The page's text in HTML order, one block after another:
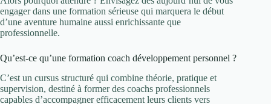
engager dans une formation sérieuse qui marquera le début
d’une aventure humaine aussi enrichissante que
professionnelle.
Qu’est-ce qu’une formation coach développement personnel ?
C’est un cursus structuré qui combine théorie, pratique et
supervision, destiné à former des coachs professionnels
capables d’accompagner efficacement leurs clients vers